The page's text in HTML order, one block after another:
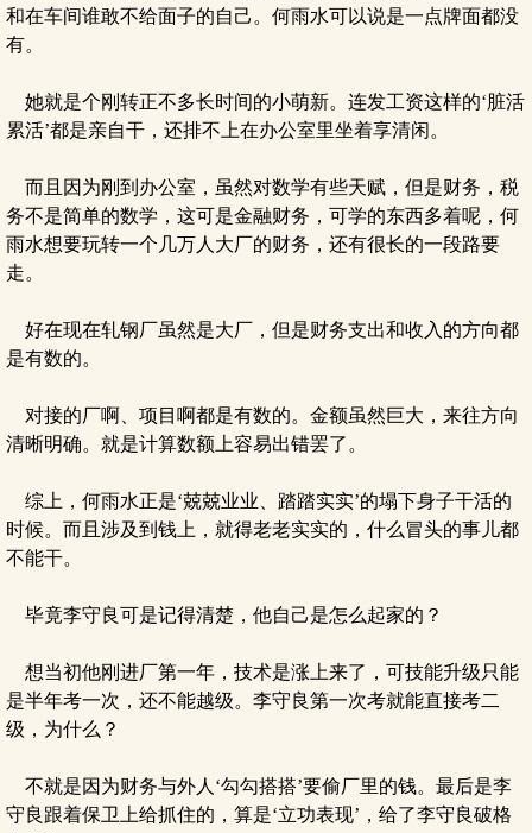
和在车间谁敢不给面子的自己。何雨水可以说是一点牌面都没
有。
她就是个刚转正不多长时间的小萌新。连发工资这样的‘脏活
累活’都是亲自干，还排不上在办公室里坐着享清闲。
而且因为刚到办公室，虽然对数学有些天赋，但是财务，税
务不是简单的数学，这可是金融财务，可学的东西多着呢，何
雨水想要玩转一个几万人大厂的财务，还有很长的一段路要
走。
好在现在轧钢厂虽然是大厂，但是财务支出和收入的方向都
是有数的。
对接的厂啊、项目啊都是有数的。金额虽然巨大，来往方向
清晰明确。就是计算数额上容易出错罢了。
综上，何雨水正是‘兢兢业业、踏踏实实’的塌下身子干活的
时候。而且涉及到钱上，就得老老实实的，什么冒头的事儿都
不能干。
毕竟李守良可是记得清楚，他自己是怎么起家的？
想当初他刚进厂第一年，技术是涨上来了，可技能升级只能
是半年考一次，还不能越级。李守良第一次考就能直接考二
级，为什么？
不就是因为财务与外人‘勾勾搭搭’要偷厂里的钱。最后是李
守良跟着保卫上给抓住的，算是‘立功表现’，给了李守良破格